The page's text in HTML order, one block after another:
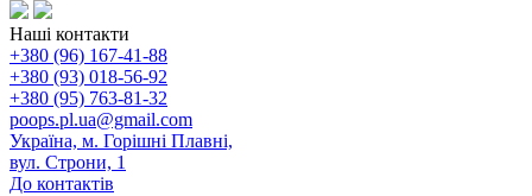
Наші контакти
+380 (96) 167-41-88
+380 (93) 018-56-92
+380 (95) 763-81-32
poops.pl.ua@gmail.com
Україна, м. Горішні Плавні,
вул. Строни, 1
До контактів